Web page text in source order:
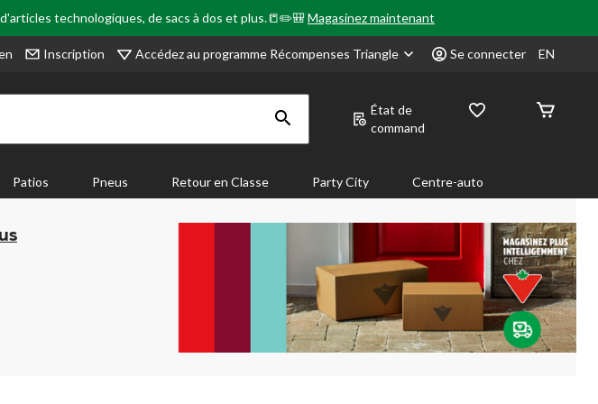
technologiques, de sacs à dos et plus.📒✏️🎒Magasinez maintenant
Inscription Accédez au programme Récompenses Triangle Se connecter EN
État de
command
Patios Pneus Retour en Classe Party City Centre-auto